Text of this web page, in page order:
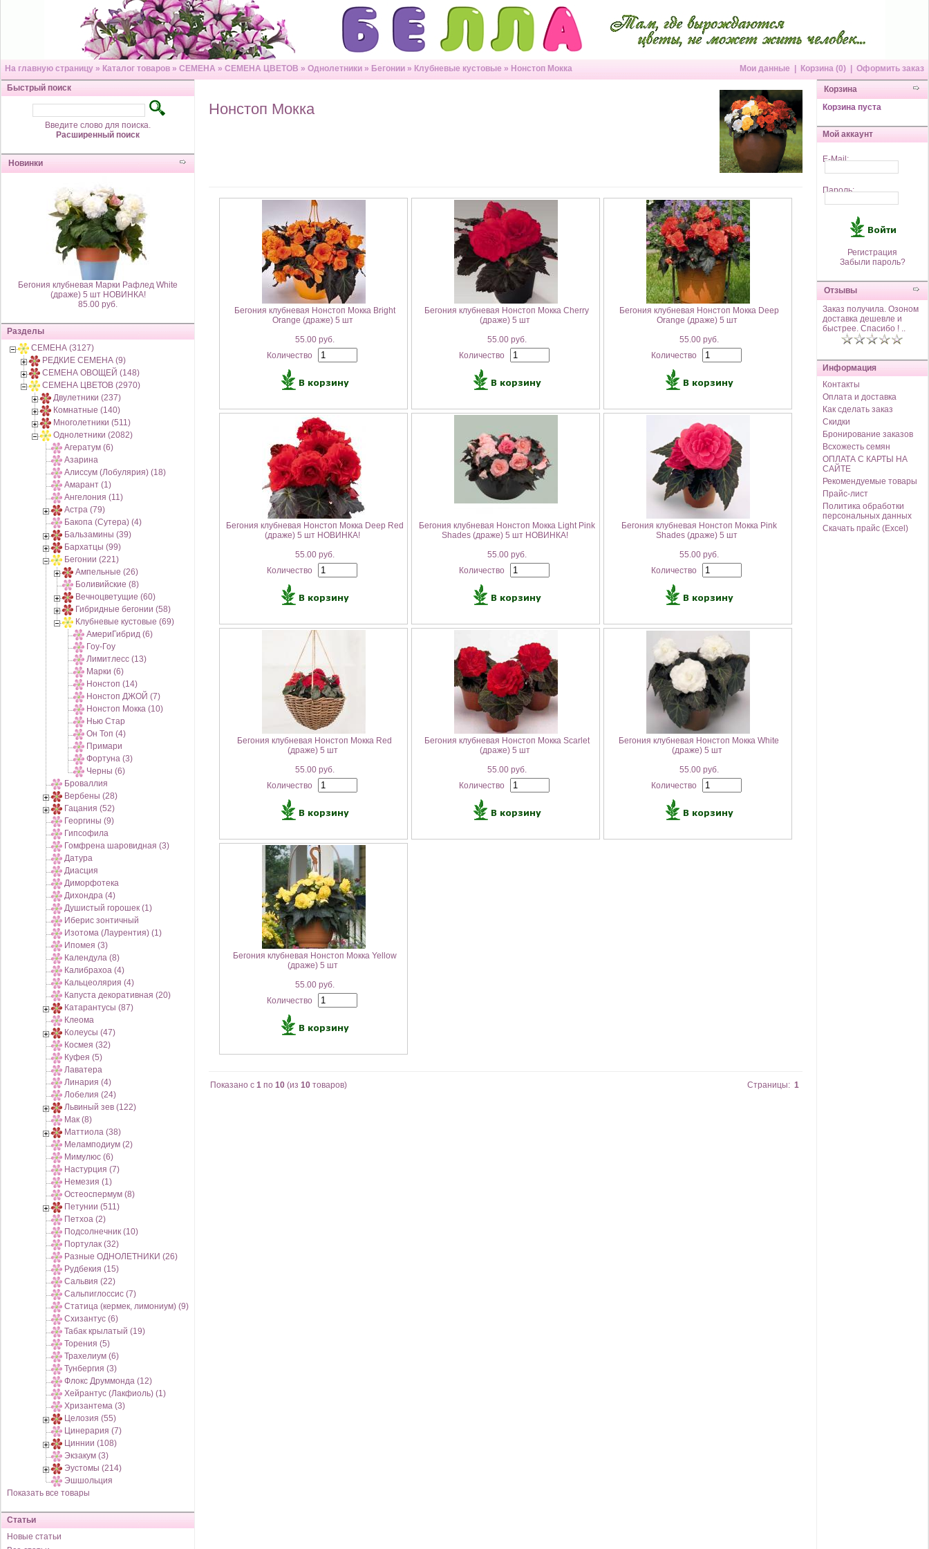
На главную страницу » Каталог товаров » СЕМЕНА » СЕМЕНА ЦВЕТОВ » Однолетники » Бегонии » Клубневые кустовые » Нонстоп Мокка Мои данные Корзина (0)
Оформить заказ
Быстрый поиск
Введите слово для поиска.
Расширенный поиск
Новинки
Бегония клубневая Марки Рафлед White
(драже) 5 шт НОВИНКА!
85.00 руб.
Разделы
СЕМЕНА (3127)
РЕДКИЕ СЕМЕНА (9)
СЕМЕНА ОВОЩЕЙ (148)
СЕМЕНА ЦВЕТОВ (2970)
Двулетники (237)
Комнатные (140)
Многолетники (511)
Однолетники (2082)
Агератум (6)
Азарина
Алиссум (Лобулярия) (18)
Амарант (1)
Ангелония (11)
Астра (79)
Бакопа (Сутера) (4)
Бальзамины (39)
Бархатцы (99)
Бегонии (221)
Ампельные (26)
Боливийские (8)
Вечноцветущие (60)
Гибридные бегонии (58)
Клубневые кустовые (69)
АмериГибрид (6)
Гоу-Гоу
Лимитлесс (13)
Марки (6)
Нонстоп (14)
Нонстоп ДЖОЙ (7)
Нонстоп Мокка (10)
Нью Стар
Он Топ (4)
Примари
Фортуна (3)
Черны (6)
Броваллия
Вербены (28)
Гацания (52)
Георгины (9)
Гипсофила
Гомфрена шаровидная (3)
Датура
Диасция
Диморфотека
Дихондра (4)
Душистый горошек (1)
Иберис зонтичный
Изотома (Лаурентия) (1)
Ипомея (3)
Календула (8)
Калибрахоа (4)
Кальцеолярия (4)
Капуста декоративная (20)
Катарантусы (87)
Клеома
Колеусы (47)
Космея (32)
Куфея (5)
Лаватера
Линария (4)
Лобелия (24)
Львиный зев (122)
Мак (8)
Маттиола (38)
Меламподиум (2)
Мимулюс (6)
Настурция (7)
Немезия (1)
Остеоспермум (8)
Петунии (511)
Петхоа (2)
Подсолнечник (10)
Портулак (32)
Разные ОДНОЛЕТНИКИ (26)
Рудбекия (15)
Сальвия (22)
Сальпиглоссис (7)
Статица (кермек, лимониум) (9)
Схизантус (6)
Табак крылатый (19)
Торения (5)
Трахелиум (6)
Тунбергия (3)
Флокс Друммонда (12)
Хейрантус (Лакфиоль) (1)
Хризантема (3)
Целозия (55)
Цинерария (7)
Циннии (108)
Экзакум (3)
Эустомы (214)
Эшшольция
Показать все товары
Статьи
Новые статьи
Нонстоп Мокка
Бегония клубневая Нонстоп Мокка Bright
Orange (драже) 5 шт
55.00 руб.
Количество
Бегония клубневая Нонстоп Мокка Cherry
(драже) 5 шт
55.00 руб.
Количество
Бегония клубневая Нонстоп Мокка Deep
Orange (драже) 5 шт
55.00 руб.
Количество
Бегония клубневая Нонстоп Мокка Deep Red
(драже) 5 шт НОВИНКА!
55.00 руб.
Количество
Бегония клубневая Нонстоп Мокка Light Pink
Shades (драже) 5 шт НОВИНКА!
55.00 руб.
Количество
Бегония клубневая Нонстоп Мокка Pink
Shades (драже) 5 шт
55.00 руб.
Количество
Бегония клубневая Нонстоп Мокка Red
(драже) 5 шт
55.00 руб.
Количество
Бегония клубневая Нонстоп Мокка Scarlet
(драже) 5 шт
55.00 руб.
Количество
Бегония клубневая Нонстоп Мокка White
(драже) 5 шт
55.00 руб.
Количество
Бегония клубневая Нонстоп Мокка Yellow
(драже) 5 шт
55.00 руб.
Количество
Показано с 1 по 10 (из 10 товаров) Страницы: 1
Корзина
Корзина пуста
Мой аккаунт
E-Mail:
Пароль:
Регистрация
Забыли пароль?
Отзывы
Заказ получила. Озоном
доставка дешевле и
быстрее. Спасибо ! ..
Информация
Контакты
Оплата и доставка
Как сделать заказ
Скидки
Бронирование заказов
Всхожесть семян
ОПЛАТА С КАРТЫ НА
САЙТЕ
Рекомендуемые товары
Прайс-лист
Политика обработки
персональных данных
Скачать прайс (Excel)